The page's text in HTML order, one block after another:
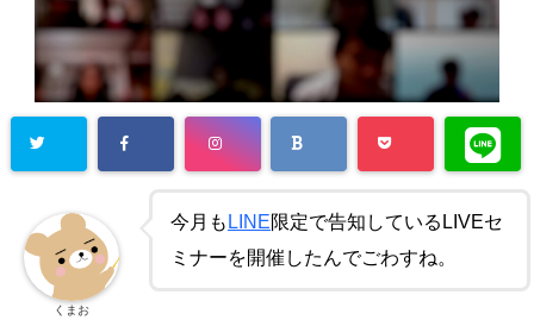
今月も LINE限定で告知しているLIVEセ
ミナーを開催したんでごわすね。
くまお